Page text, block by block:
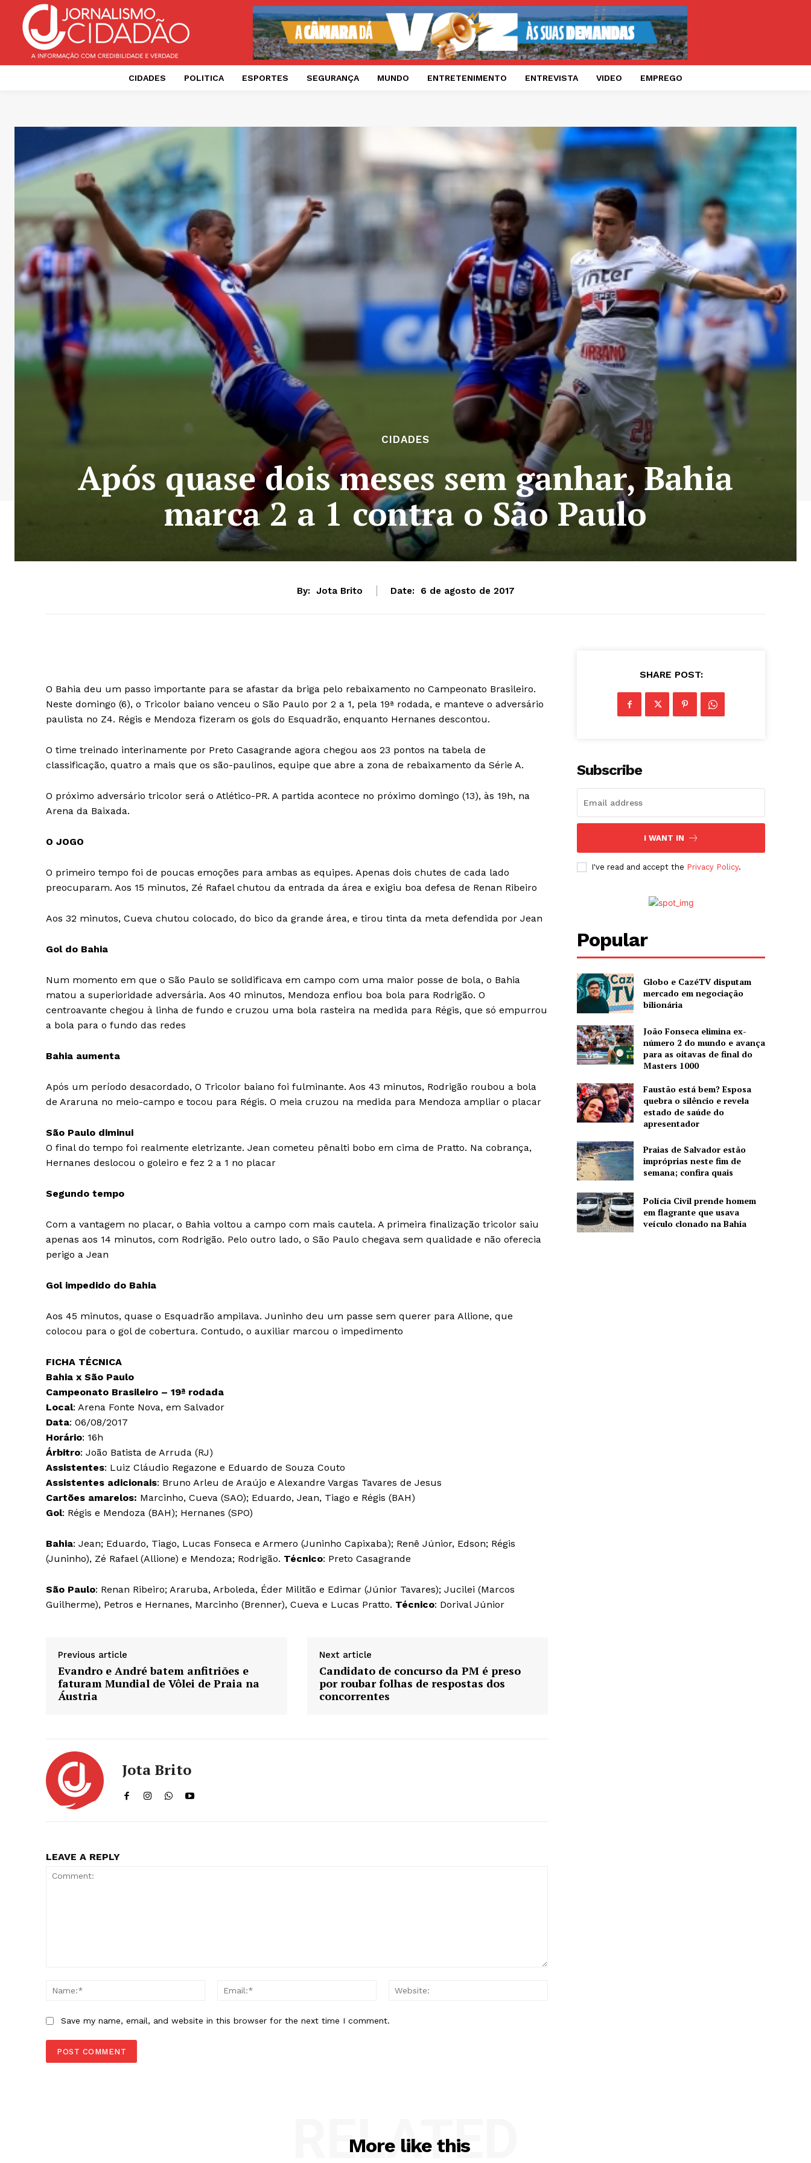
CIDADES POLITICA ESPORTES SEGURANÇA MUNDO ENTRETENIMENTO ENTREVISTA VIDEO EMPREGO
CIDADES
Após quase dois meses sem ganhar, Bahia
marca 2 a 1 contra o São Paulo
By: Jota Brito Date: 6 de agosto de 2017
O Bahia deu um passo importante para se afastar da briga pelo rebaixamento no Campeonato Brasileiro.
Neste domingo (6), o Tricolor baiano venceu o São Paulo por 2 a 1, pela 19ª rodada, e manteve o adversário
paulista no Z4. Régis e Mendoza fizeram os gols do Esquadrão, enquanto Hernanes descontou.
O time treinado interinamente por Preto Casagrande agora chegou aos 23 pontos na tabela de
classificação, quatro a mais que os são-paulinos, equipe que abre a zona de rebaixamento da Série A.
O próximo adversário tricolor será o Atlético-PR. A partida acontece no próximo domingo (13), às 19h, na
Arena da Baixada.
O JOGO
O primeiro tempo foi de poucas emoções para ambas as equipes. Apenas dois chutes de cada lado
preocuparam. Aos 15 minutos, Zé Rafael chutou da entrada da área e exigiu boa defesa de Renan Ribeiro
Aos 32 minutos, Cueva chutou colocado, do bico da grande área, e tirou tinta da meta defendida por Jean
Gol do Bahia
Num momento em que o São Paulo se solidificava em campo com uma maior posse de bola, o Bahia
matou a superioridade adversária. Aos 40 minutos, Mendoza enfiou boa bola para Rodrigão. O
centroavante chegou à linha de fundo e cruzou uma bola rasteira na medida para Régis, que só empurrou
a bola para o fundo das redes
Bahia aumenta
Após um período desacordado, O Tricolor baiano foi fulminante. Aos 43 minutos, Rodrigão roubou a bola
de Araruna no meio-campo e tocou para Régis. O meia cruzou na medida para Mendoza ampliar o placar
São Paulo diminui
O final do tempo foi realmente eletrizante. Jean cometeu pênalti bobo em cima de Pratto. Na cobrança,
Hernanes deslocou o goleiro e fez 2 a 1 no placar
Segundo tempo
Com a vantagem no placar, o Bahia voltou a campo com mais cautela. A primeira finalização tricolor saiu
apenas aos 14 minutos, com Rodrigão. Pelo outro lado, o São Paulo chegava sem qualidade e não oferecia
perigo a Jean
Gol impedido do Bahia
Aos 45 minutos, quase o Esquadrão ampilava. Juninho deu um passe sem querer para Allione, que
colocou para o gol de cobertura. Contudo, o auxiliar marcou o impedimento
FICHA TÉCNICA
Bahia x São Paulo
Campeonato Brasileiro – 19ª rodada
Local: Arena Fonte Nova, em Salvador
Data: 06/08/2017
Horário: 16h
Árbitro: João Batista de Arruda (RJ)
Assistentes: Luiz Cláudio Regazone e Eduardo de Souza Couto
Assistentes adicionais: Bruno Arleu de Araújo e Alexandre Vargas Tavares de Jesus
Cartões amarelos: Marcinho, Cueva (SAO); Eduardo, Jean, Tiago e Régis (BAH)
Gol: Régis e Mendoza (BAH); Hernanes (SPO)
Bahia: Jean; Eduardo, Tiago, Lucas Fonseca e Armero (Juninho Capixaba); Renê Júnior, Edson; Régis
(Juninho), Zé Rafael (Allione) e Mendoza; Rodrigão. Técnico: Preto Casagrande
São Paulo: Renan Ribeiro; Araruba, Arboleda, Éder Militão e Edimar (Júnior Tavares); Jucilei (Marcos
Guilherme), Petros e Hernanes, Marcinho (Brenner), Cueva e Lucas Pratto. Técnico: Dorival Júnior
Previous article
Evandro e André batem anfitriões e
faturam Mundial de Vôlei de Praia na
Áustria
Next article
Candidato de concurso da PM é preso
por roubar folhas de respostas dos
concorrentes
Jota Brito
LEAVE A REPLY
Name:*
Email:*
Save my name, email, and website in this browser for the next time I comment.
SHARE POST:
Subscribe
I WANT IN
I've read and accept the Privacy Policy.
Popular
Globo e CazéTV disputam
mercado em negociação
bilionária
João Fonseca elimina ex-
número 2 do mundo e avança
para as oitavas de final do
Masters 1000
Faustão está bem? Esposa
quebra o silêncio e revela
estado de saúde do
apresentador
Praias de Salvador estão
impróprias neste fim de
semana; confira quais
Polícia Civil prende homem
em flagrante que usava
veículo clonado na Bahia
More like this
RELATED